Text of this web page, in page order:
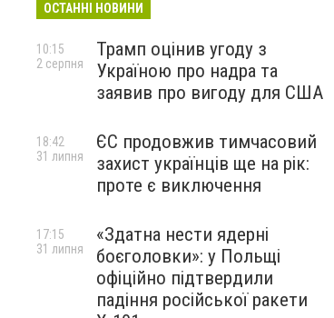
ОСТАННІ НОВИНИ
Трамп оцінив угоду з
Україною про надра та
заявив про вигоду для США
10:15
2 серпня
ЄС продовжив тимчасовий
захист українців ще на рік:
проте є виключення
18:42
31 липня
«Здатна нести ядерні
боєголовки»: у Польщі
офіційно підтвердили
падіння російської ракети
17:15
31 липня